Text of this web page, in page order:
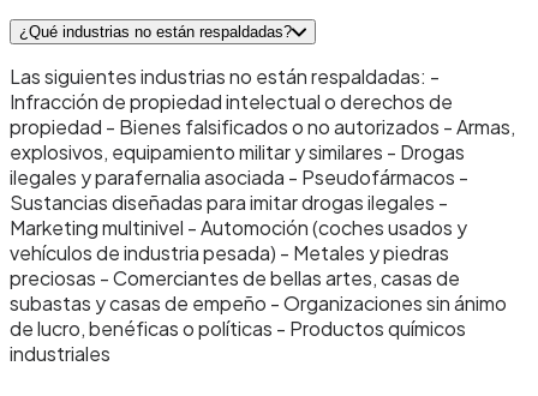
¿Qué industrias no están respaldadas?
Las siguientes industrias no están respaldadas: -
Infracción de propiedad intelectual o derechos de
propiedad - Bienes falsificados o no autorizados - Armas,
explosivos, equipamiento militar y similares - Drogas
ilegales y parafernalia asociada - Pseudofármacos -
Sustancias diseñadas para imitar drogas ilegales -
Marketing multinivel - Automoción (coches usados y
vehículos de industria pesada) - Metales y piedras
preciosas - Comerciantes de bellas artes, casas de
subastas y casas de empeño - Organizaciones sin ánimo
de lucro, benéficas o políticas - Productos químicos
industriales